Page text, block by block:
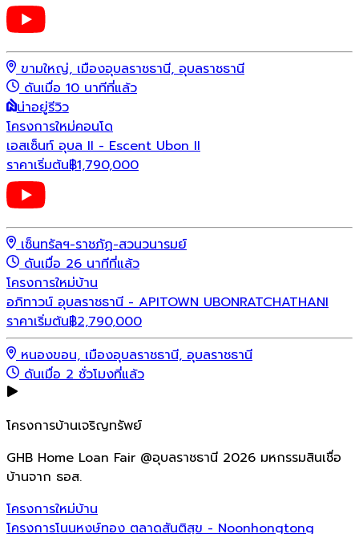
ขามใหญ่, เมืองอุบลราชธานี, อุบลราชธานี
ดันเมื่อ 10 นาทีที่แล้ว
น่าอยู่รีวิว
โครงการใหม่คอนโด
เอสเซ็นท์ อุบล II - Escent Ubon II
ราคาเริ่มต้น฿1,790,000
เซ็นทรัลฯ-ราชภัฏ-สวนวนารมย์
ดันเมื่อ 26 นาทีที่แล้ว
โครงการใหม่บ้าน
อภิทาวน์ อุบลราชธานี - APITOWN UBONRATCHATHANI
ราคาเริ่มต้น฿2,790,000
หนองขอน, เมืองอุบลราชธานี, อุบลราชธานี
ดันเมื่อ 2 ชั่วโมงที่แล้ว
โครงการบ้านเจริญทรัพย์
GHB Home Loan Fair @อุบลราชธานี 2026 มหกรรมสินเชื่อ
บ้านจาก ธอส.
โครงการใหม่บ้าน
โครงการโนนหงษ์ทอง ตลาดสันติสุข - Noonhongtong